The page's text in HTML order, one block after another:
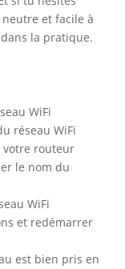
et facile à
la pratique.
WiFi
réseau WiFi
votre routeur
le nom du
WiFi
et redémarrer
est bien pris en